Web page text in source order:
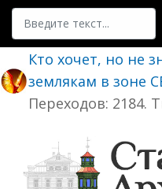
Поиск
Кто хочет, но не
землякам в зоне
Переходов: 2184.